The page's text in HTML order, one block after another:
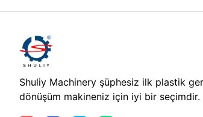
Shuliy Machinery şüphesiz ilk plastik
dönüşüm makineniz için iyi bir seçimdir.